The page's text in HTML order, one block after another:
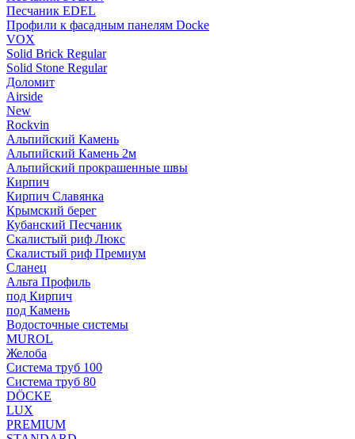
Пес­ча­ник EDEL
Профили к фасадным панелям Docke
VOX
Solid Brick Regular
Solid Stone Regular
Доломит
Airside
New
Rockvin
Альпийский Камень
Альпийский Камень 2м
Альпийский прокрашенные швы
Кирпич
Кирпич Славянка
Крымский берег
Кубанский Песчаник
Скалистый риф Люкс
Скалистый риф Премиум
Сланец
Альта Профиль
под Кирпич
под Камень
Водосточные системы
MUROL
Желоба
Система труб 100
Система труб 80
DÖCKE
LUX
PREMIUM